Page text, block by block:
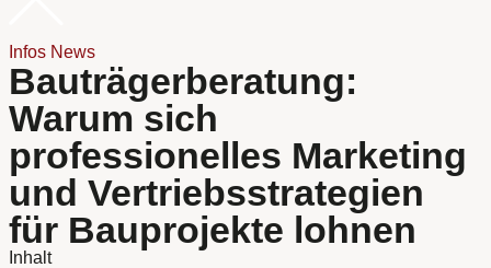
Infos News
Bauträgerberatung:
Warum sich
professionelles Marketing
und Vertriebsstrategien
für Bauprojekte lohnen
Inhalt